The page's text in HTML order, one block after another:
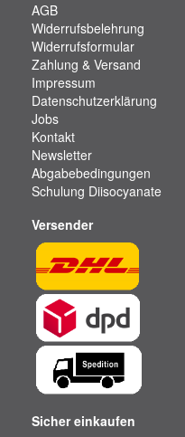
AGB
Widerrufsbelehrung
Widerrufsformular
Zahlung & Versand
Impressum
Datenschutzerklärung
Jobs
Kontakt
Newsletter
Abgabebedingungen
Schulung Diisocyanate
Versender
Sicher einkaufen